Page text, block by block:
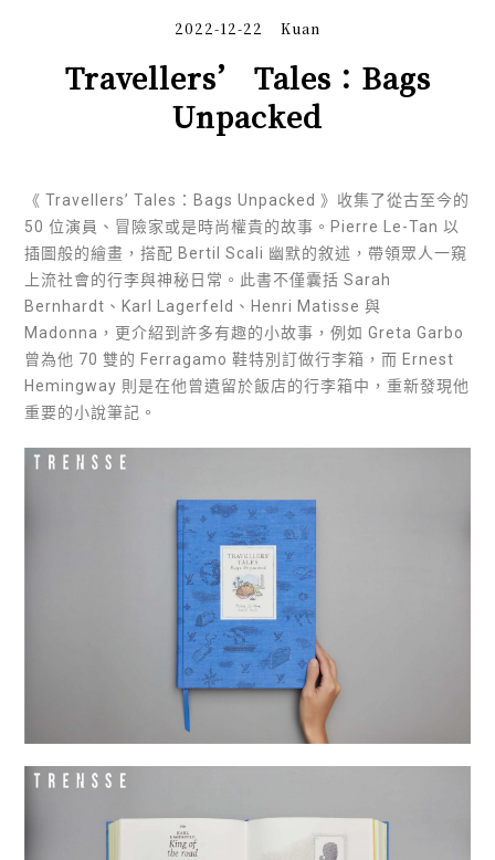
Travellers’ Tales：Bags
Unpacked
Kuan
2022-12-22
《 Travellers’ Tales：Bags Unpacked 》收集了從古至今的
50 位演員、冒險家或是時尚權貴的故事。Pierre Le-Tan 以
插圖般的繪畫，搭配 Bertil Scali 幽默的敘述，帶領眾人一窺
上流社會的行李與神秘日常。此書不僅囊括 Sarah
Bernhardt、Karl Lagerfeld、Henri Matisse 與
Madonna，更介紹到許多有趣的小故事，例如 Greta Garbo
曾為他 70 雙的 Ferragamo 鞋特別訂做行李箱，而 Ernest
Hemingway 則是在他曾遺留於飯店的行李箱中，重新發現他
重要的小說筆記。